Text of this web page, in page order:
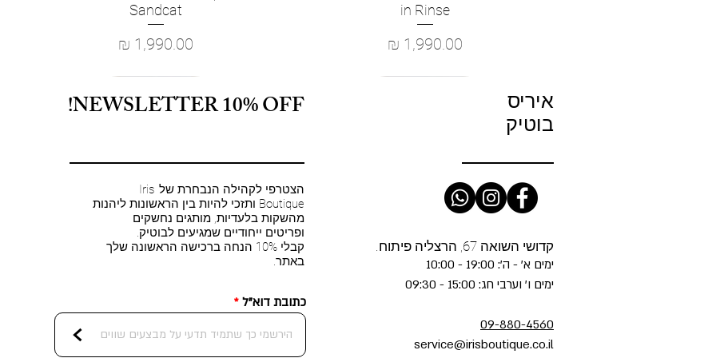
in Rinse
מחיר
Sandcat
מחיר
תצוגה מהירה
FRAME - The Slip Dress in Light
תצוגה מהירה
FRAME - The Gray in Dodger
תצוגה מהירה
L'AGENCE - Cody Cropped Barrel-
L'AGENCE - Paulette Corset Top in תצוגה מהירה
Retrofete- Cyra Sequin Dress in
Retrofete- Wrenley Dress in Rose תצוגה מהירה
Retrofete- Safie Dress in Truffle
NEWSLETTER 10% OFF!
הצטרפי לקהילה הנבחרת של Iris
Boutique ותזכי להיות בין הראשונות ליהנות
מהשקות בלעדיות, מותגים נחשקים
ופריטים ייחודיים שמגיעים לבוטיק.
קבלי 10% הנחה ברכישה הראשונה שלך
באתר.
כתובת דוא"ל
<
איריס
בוטיק
קדושי השואה 67, הרצליה פיתוח.
ימים א' - ה': 19:00 - 10:00
ימים ו' וערבי חג: 15:00 - 09:30
09-880-4560
service@irisboutique.co.il